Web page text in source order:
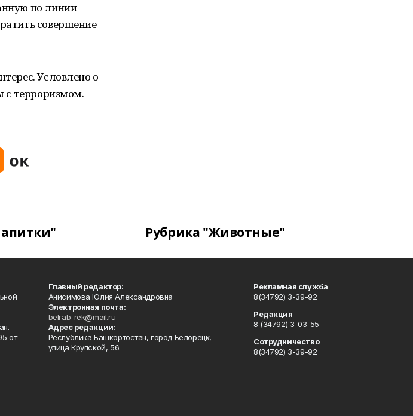
по линии
совершение
Условлено о
с терроризмом.
Рубрика "Животные"
от
Главный редактор:
Анисимова Юлия Александровна
Электронная почта:
belrab-rek@mail.ru
Адрес редакции:
Республика Башкортостан, город Белорецк,
улица Крупской, 56.
Рекламная служба
8(34792) 3-39-92
Редакция
8 (34792) 3-03-55
Сотрудничество
8(34792) 3-39-92